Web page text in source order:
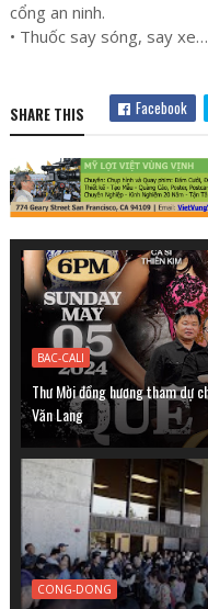
cổng an ninh.
• Thuốc say sóng, say xe…
SHARE THIS Facebook
BAC-CALI
Thư Mời đồng hương tham dự
Văn Lang
CONG-DONG